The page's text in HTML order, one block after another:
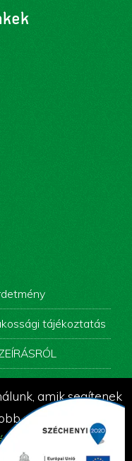
tájékoztatás
amik segítenek
szolgáltatást
tájékoztató